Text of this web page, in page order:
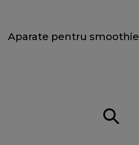
Aparate pentru smoothie